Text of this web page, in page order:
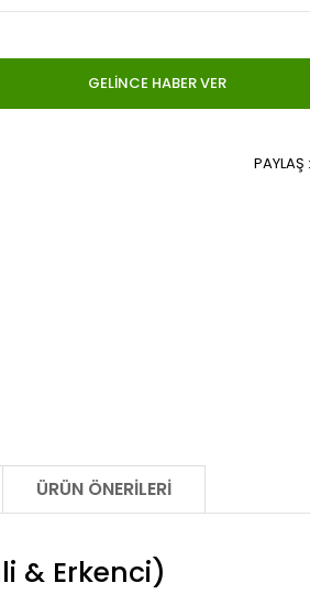
GELİNCE HABER VER
PAYLAŞ :
ÜRÜN ÖNERILERI
& Erkenci)